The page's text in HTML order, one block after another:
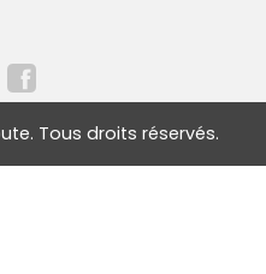
Tous droits réservés.